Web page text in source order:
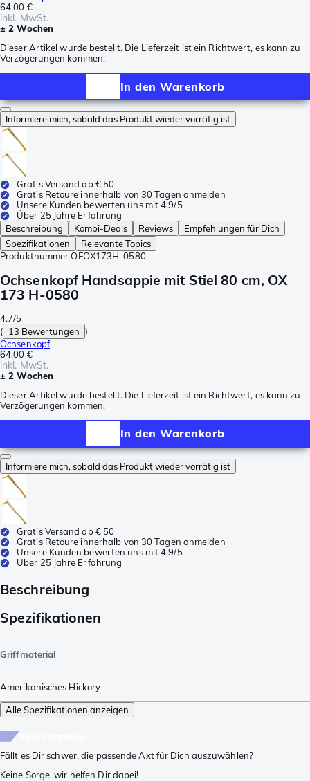
64,00 €
inkl. MwSt.
± 2 Wochen
Dieser Artikel wurde bestellt. Die Lieferzeit ist ein Richtwert, es kann zu
Verzögerungen kommen.
In den Warenkorb
Informiere mich, sobald das Produkt wieder vorrätig ist
Gratis Versand ab € 50
Gratis Retoure innerhalb von 30 Tagen anmelden
Unsere Kunden bewerten uns mit 4,9/5
Über 25 Jahre Erfahrung
Beschreibung
Kombi-Deals Reviews
Empfehlungen für Dich
Spezifikationen
Relevante Topics
Produktnummer OFOX173H-0580
Ochsenkopf Handsappie mit Stiel 80 cm, OX
173 H-0580
4.7/5
( 13 Bewertungen )
Ochsenkopf
64,00 €
inkl. MwSt.
± 2 Wochen
Dieser Artikel wurde bestellt. Die Lieferzeit ist ein Richtwert, es kann zu
Verzögerungen kommen.
In den Warenkorb
Informiere mich, sobald das Produkt wieder vorrätig ist
Gratis Versand ab € 50
Gratis Retoure innerhalb von 30 Tagen anmelden
Unsere Kunden bewerten uns mit 4,9/5
Über 25 Jahre Erfahrung
Beschreibung
Spezifikationen
Griffmaterial
Amerikanisches Hickory
Alle Spezifikationen anzeigen
Fällt es Dir schwer, die passende Axt für Dich auszuwählen?
Keine Sorge, wir helfen Dir dabei!